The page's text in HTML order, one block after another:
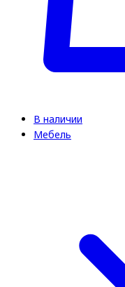
В наличии
Мебель